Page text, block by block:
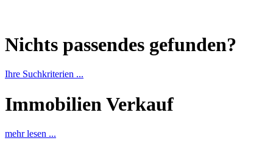
Nichts passendes gefunden?
Ihre Suchkriterien ...
Immobilien Verkauf
mehr lesen ...